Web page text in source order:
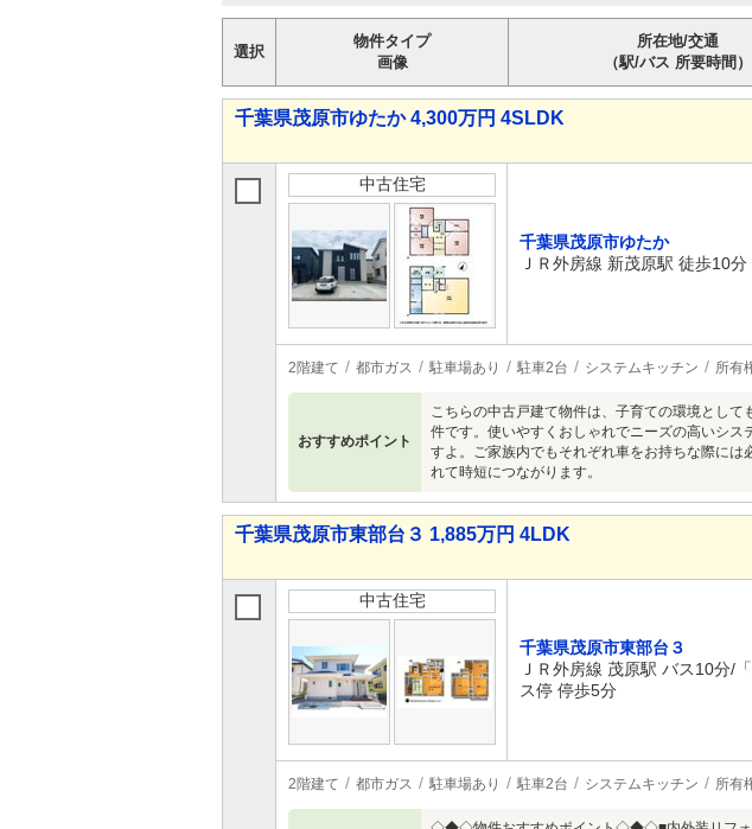
選択
物件タイプ
画像
所在地/交通
（駅/バス 所要時間）
千葉県茂原市ゆたか 4,300万円 4SLDK
中古住宅
千葉県茂原市ゆたか
ＪＲ外房線 新茂原駅 徒歩10分
2階建て 都市ガス 駐車場あり 駐車2台 システムキッチン 所有
おすすめポイント
こちらの中古戸建て物件は、子育ての環境とし
件です。使いやすくおしゃれでニーズの高いシ
すよ。ご家族内でもそれぞれ車をお持ちな際に
れて時短につながります。
千葉県茂原市東部台３ 1,885万円 4LDK
中古住宅
千葉県茂原市東部台３
ＪＲ外房線 茂原駅 バス10分/
ス停 停歩5分
2階建て 都市ガス 駐車場あり 駐車2台 システムキッチン 所有